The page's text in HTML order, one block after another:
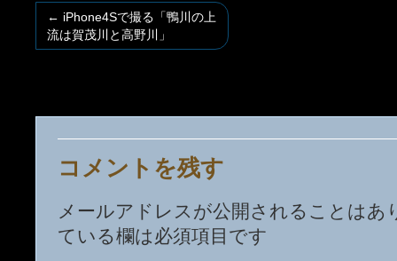
← iPhone4Sで撮る「鴨川の上
流は賀茂川と高野川」
コメントを残す
メールアドレスが公開されることはあ
ている欄は必須項目です